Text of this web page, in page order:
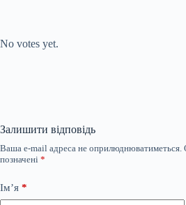
No votes yet.
Залишити відповідь
Ваша e-mail адреса не оприлюднюватиметься.
позначені *
Ім’я *